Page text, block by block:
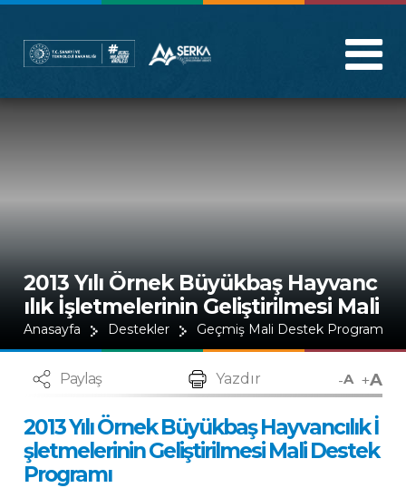
2013 Yılı Örnek Büyükbaş Hayvanc
ılık İşletmelerinin Geliştirilmesi Mali
Destek Programı
Anasayfa Destekler Geçmiş Mali Destek Programları
2013 Yılı Örnek Büyükbaş Hayvancılık İ
şletmelerinin Geliştirilmesi Mali Destek
Programı
Paylaş Yazdır -A +A